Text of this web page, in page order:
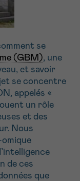
se
(GBM), une
et savoir
se concentre
appelés «
un rôle
et des
Nous
de ces
que